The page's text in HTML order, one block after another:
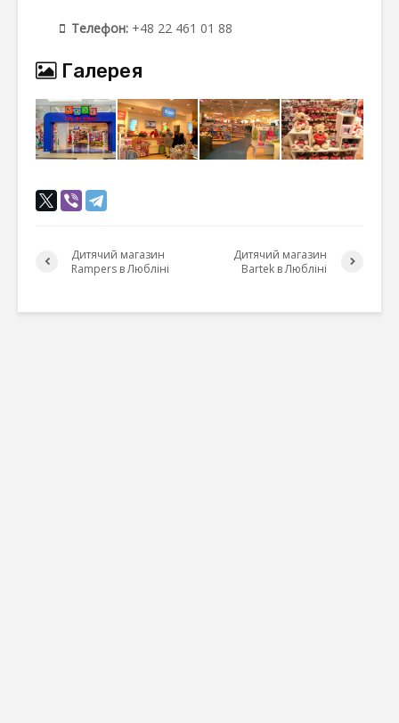
Телефон: +48 22 461 01 88
Галерея
Дитячий магазин
Rampers в Любліні
Дитячий магазин
Bartek в Любліні